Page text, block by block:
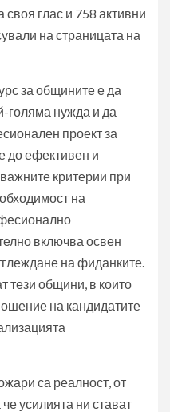
глас и 758 активни
на страницата на
за общините е да
голяма нужда и да
проект за
до ефективен и
критерии при
на
включва освен
на фиданките.
тези общини, в които
на кандидатите
са реалност, от
усилията ни стават